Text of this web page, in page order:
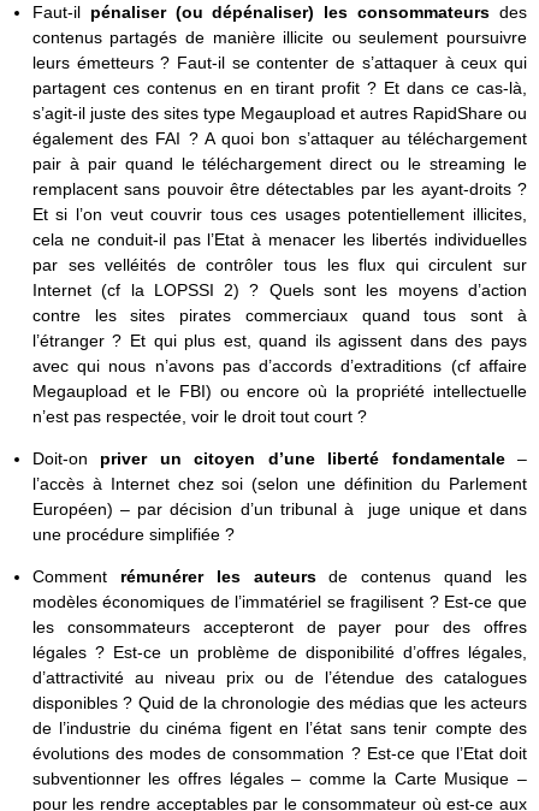
Faut-il pénaliser (ou dépénaliser) les consommateursdes
contenus partagés de manière illicite ou seulement poursuivre
leurs émetteurs ? Faut-il se contenter de s’attaquer à ceux qui
partagent ces contenus en en tirant profit ? Et dans ce cas-là,
s’agit-il juste des sites type Megaupload et autres RapidShare ou
également des FAI ? A quoi bon s’attaquer au téléchargement
pair à pair quand le téléchargement direct ou le streaming le
remplacent sans pouvoir être détectables par les ayant-droits ?
Et si l’on veut couvrir tous ces usages potentiellement illicites,
cela ne conduit-il pas l’Etat à menacer les libertés individuelles
par ses velléités de contrôler tous les flux qui circulent sur
Internet (cf la LOPSSI 2) ? Quels sont les moyens d’action
contre les sites pirates commerciaux quand tous sont à
l’étranger ? Et qui plus est, quand ils agissent dans des pays
avec qui nous n’avons pas d’accords d’extraditions (cf affaire
Megaupload et le FBI) ou encore où la propriété intellectuelle
n’est pas respectée, voir le droit tout court ?
Doit-on priver un citoyen d’une liberté fondamentale–
l’accès à Internet chez soi (selon une définition du Parlement
Européen) – par décision d’un tribunal à juge unique et dans
une procédure simplifiée ?
Comment rémunérer les auteursde contenus quand les
modèles économiques de l’immatériel se fragilisent ? Est-ce que
les consommateurs accepteront de payer pour des offres
légales ? Est-ce un problème de disponibilité d’offres légales,
d’attractivité au niveau prix ou de l’étendue des catalogues
disponibles ? Quid de la chronologie des médias que les acteurs
de l’industrie du cinéma figent en l’état sans tenir compte des
évolutions des modes de consommation ? Est-ce que l’Etat doit
subventionner les offres légales – comme la Carte Musique –
pour les rendre acceptables par le consommateur où est-ce aux